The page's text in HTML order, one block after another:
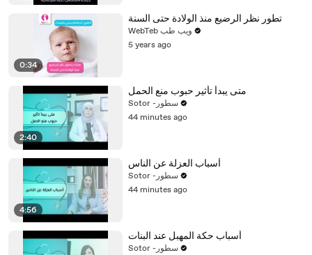
0:34
تطور نظر الرضيع منذ الولادة حتى السنة
WebTeb ويب طب
5 years ago
2:40
متى يبدأ تأثير حبوب منع الحمل
Sotor -سطور
44 minutes ago
4:56
أسباب العزلة عن الناس
Sotor -سطور
44 minutes ago
أسباب حكة المهبل عند البنات
Sotor -سطور